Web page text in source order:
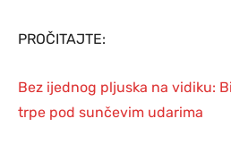
PROČITAJTE:
Bez ijednog pljuska na vidiku:
trpe pod sunčevim udarima